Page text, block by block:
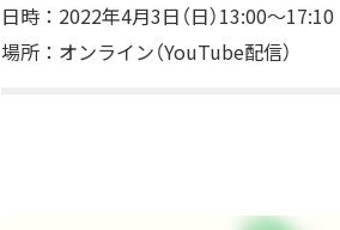
日時：2022年4月3日（日）13:00～17:10
場所：オンライン（YouTube配信）